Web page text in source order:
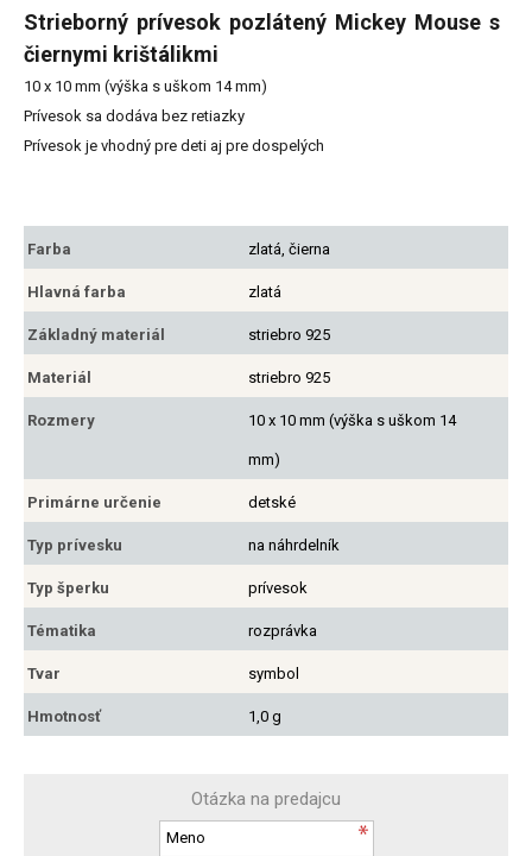
Strieborný prívesok pozlátený Mickey Mouse s
čiernymi krištálikmi
10 x 10 mm (výška s uškom 14 mm)
Prívesok sa dodáva bez retiazky
Prívesok je vhodný pre deti aj pre dospelých
Farba zlatá, čierna
Hlavná farba zlatá
Základný materiál striebro 925
Materiál striebro 925
Rozmery 10 x 10 mm (výška s uškom 14
mm)
Primárne určenie detské
Typ prívesku na náhrdelník
Typ šperku prívesok
Tématika rozprávka
Tvar symbol
Hmotnosť 1,0 g
Otázka na predajcu